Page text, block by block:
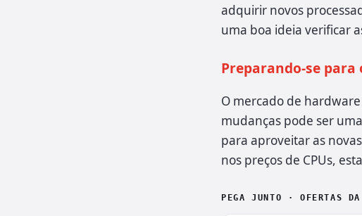
adquirir novos
uma boa ideia verificar
Preparando-se
O mercado de
mudanças pode ser
para aproveitar as
nos preços de CPUs,
PEGA JUNTO · OFERTAS DA